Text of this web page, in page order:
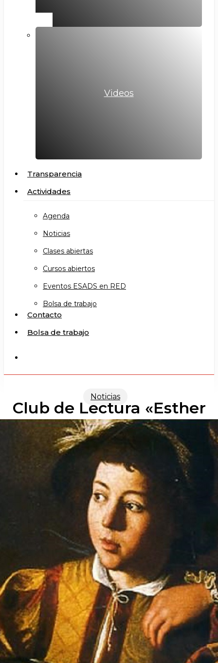
Videos
Transparencia
Actividades
Agenda
Noticias
Clases abiertas
Cursos abiertos
Eventos ESADS en RED
Bolsa de trabajo
Contacto
Bolsa de trabajo
Noticias
Club de Lectura «Esther
Terrón» (11/04/19)
Inicio»Club de Lectura «Esther Terrón» (11/04/19)